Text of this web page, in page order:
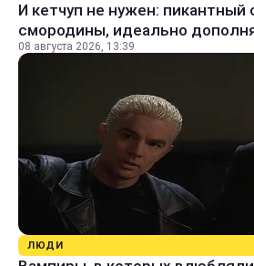
И кетчуп не нужен: пикантный
смородины, идеально
08 августа 2026, 13:39
ЛЮДИ